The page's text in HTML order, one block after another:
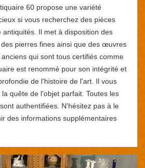
60 propose une variété
si vous recherchez des pièces
antiquités. Il met à disposition des
pierres fines ainsi que des œuvres
qui sont tous certifiés comme
est renommé pour son intégrité et
de l'histoire de l'art. Il vous
quête de l'objet parfait. Toutes les
authentifiées. N'hésitez pas à le
des informations supplémentaires